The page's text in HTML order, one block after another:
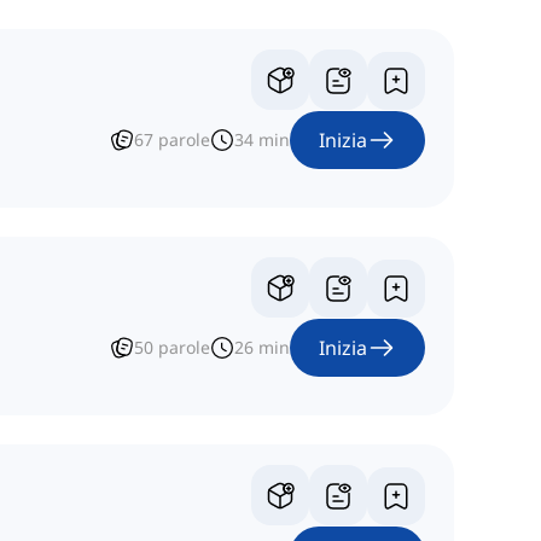
67 parole 34 min Inizia
50 parole 26 min Inizia